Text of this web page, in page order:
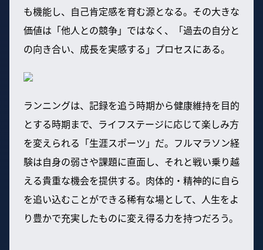
も機能し、自己肯定感を育む源となる。その大きな
価値は「他人との競争」ではなく、「過去の自分と
の向き合い、成長を実感する」プロセスにある。
ランニングは、記録を追う時期から健康維持を目的
とする時期まで、ライフステージに応じて楽しみ方
を変えられる「生涯スポーツ」だ。フルマラソン経
験は自身の弱さや課題に直面し、それと戦い乗り越
える貴重な機会を提供する。肉体的・精神的に自ら
を追い込むことができる稀有な場として、人生をよ
り豊かで充実したものに変え得る力を持つだろう。